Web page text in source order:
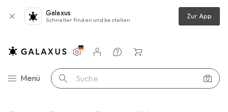
Galaxus
Schneller finden und bestellen Zur App
Navigation nach Kategorien
Menü Suche
Einstellungen
Kundenkonto
Vergleichslisten
Merklisten
Warenkorb